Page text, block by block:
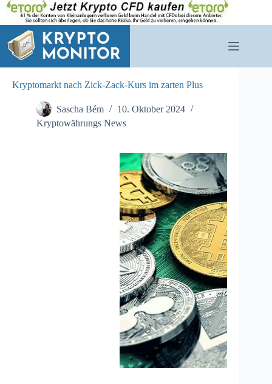
Zum
Inhalt
springen
Kryptomarkt nach Zick-Zack-Kurs im zarten Plus
Sascha Bém
10. Oktober 2024
Kryptowährungs News